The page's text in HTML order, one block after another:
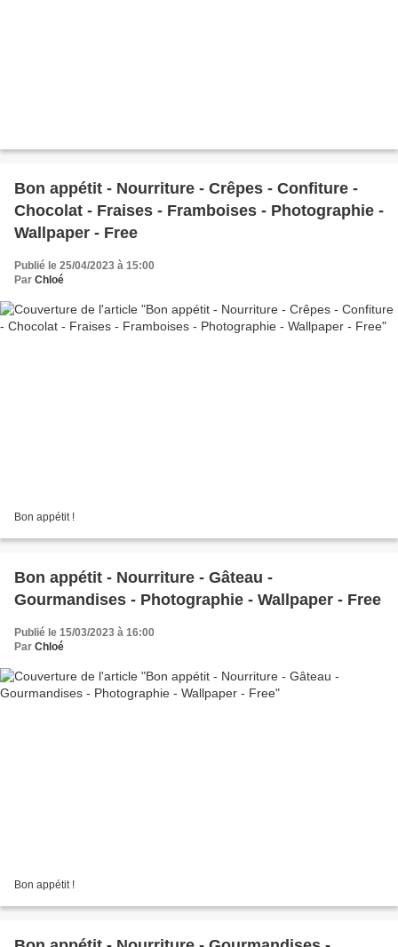
Bon appétit - Nourriture - Crêpes - Confiture -
Chocolat - Fraises - Framboises - Photographie -
Wallpaper - Free
Publié le 25/04/2023 à 15:00
Par Chloé
Bon appétit !
Bon appétit - Nourriture - Gâteau -
Gourmandises - Photographie - Wallpaper - Free
Publié le 15/03/2023 à 16:00
Par Chloé
Bon appétit !